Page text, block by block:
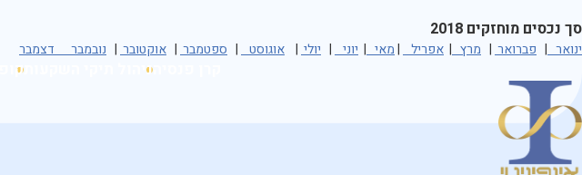
סך נכסים מוחזקים 2018
ינואר | פברואר | מרץ | אפריל |מאי | יוני | יולי | אוגוסט | ספטמבר | אוקטובר | נובמבר דצמבר
קרן פנסיהניהול תיקי השקעות